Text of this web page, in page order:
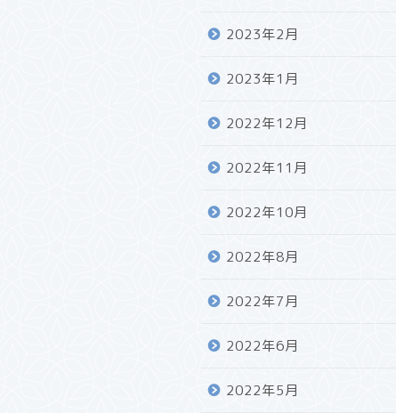
2023年2月
2023年1月
2022年12月
2022年11月
2022年10月
2022年8月
2022年7月
2022年6月
2022年5月